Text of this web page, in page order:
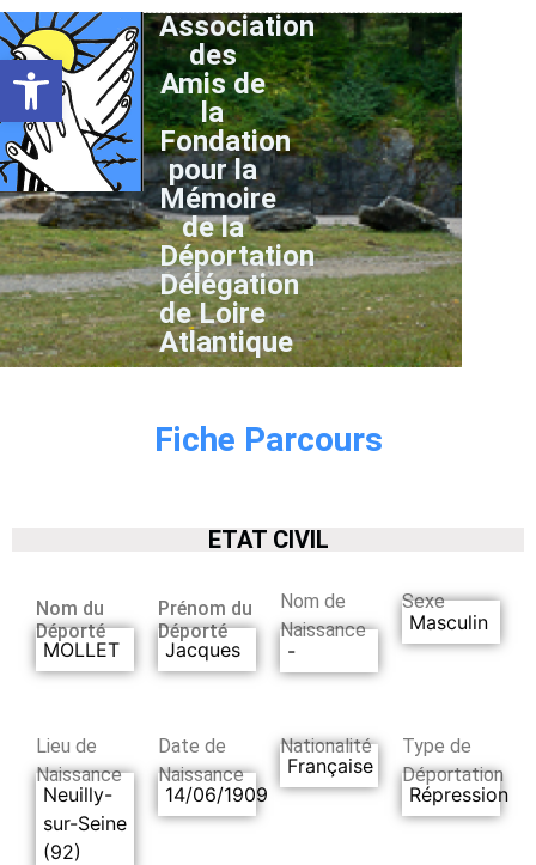
Ouvrir la barre d’outils
Association
des
Amis de
la
Fondation
pour la
Mémoire
de la
Déportation
Délégation
de Loire
Atlantique
Fiche Parcours
ETAT CIVIL
Nom du
Déporté
MOLLET
Prénom du
Déporté
Jacques
Nom de
Naissance
-
Sexe
Masculin
Lieu de
Naissance
Neuilly-
sur-Seine
(92)
Date de
Naissance
14/06/1909
Nationalité
Française
Type de
Déportation
Répression